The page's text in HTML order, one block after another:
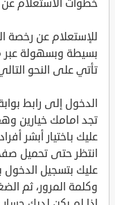
خطوات الاستعلام عن
للإستعلام عن رخصة
بسيطة وبسهولة عبر
تأتي على النحو
الدخول إلى رابط
تجد امامك خيارين
عليك باختيار أبشر
انتظر حتى تحميل
عليك بتسجيل الدخول
وكلمة المرور، ثم